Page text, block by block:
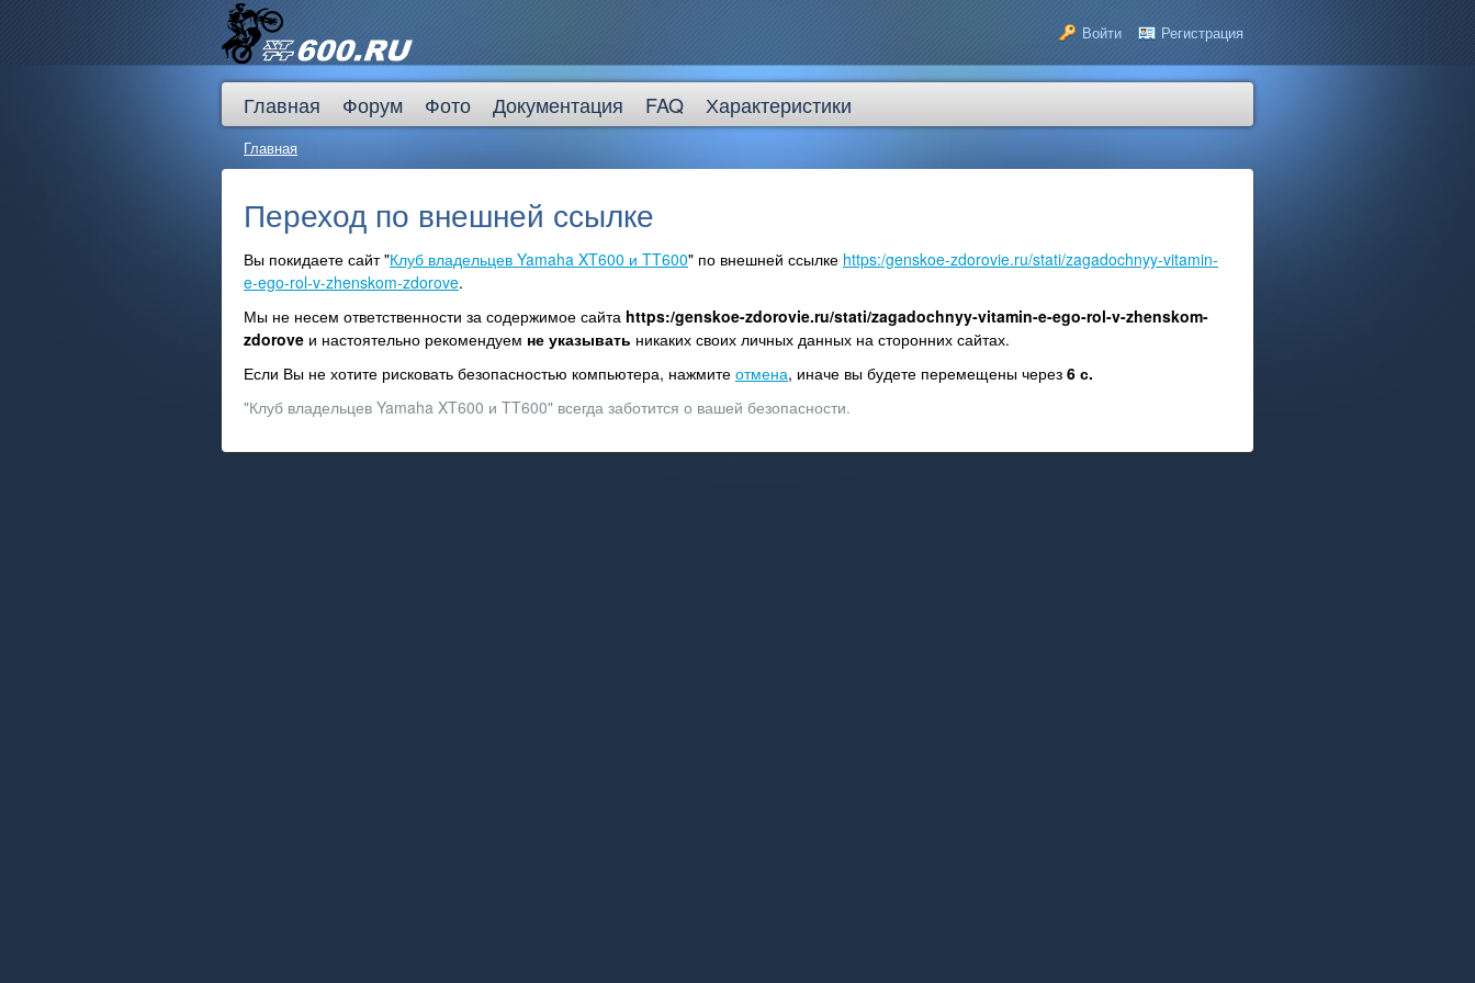
Войти Регистрация
Главная Форум Фото Документация FAQ Характеристики
Главная
Переход по внешней ссылке
Вы покидаете сайт "Клуб владельцев Yamaha XT600 и TT600" по внешней ссылке https:/genskoe-zdorovie.ru/stati/zagadochnyy-vitamin-
e-ego-rol-v-zhenskom-zdorove.
Мы не несем ответственности за содержимое сайта https:/genskoe-zdorovie.ru/stati/zagadochnyy-vitamin-e-ego-rol-v-zhenskom-
zdorove и настоятельно рекомендуем не указывать никаких своих личных данных на сторонних сайтах.
Если Вы не хотите рисковать безопасностью компьютера, нажмите отмена, иначе вы будете перемещены через 6 с.
"Клуб владельцев Yamaha XT600 и TT600" всегда заботится о вашей безопасности.